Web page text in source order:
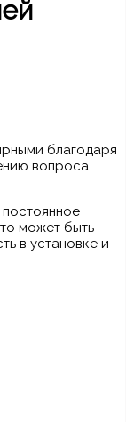
благодаря
вопроса
может быть
в установке и